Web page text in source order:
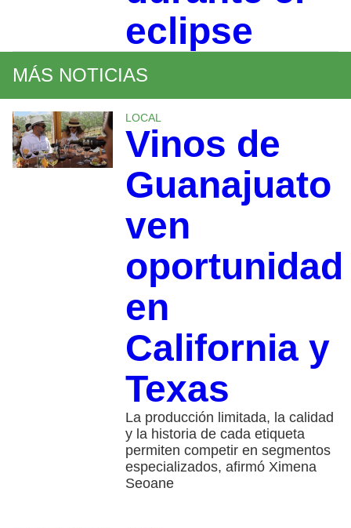
eclipse
MÁS NOTICIAS
LOCAL
Vinos de
Guanajuato
ven
oportunidad
en
California y
Texas
La producción limitada, la calidad
y la historia de cada etiqueta
permiten competir en segmentos
especializados, afirmó Ximena
Seoane